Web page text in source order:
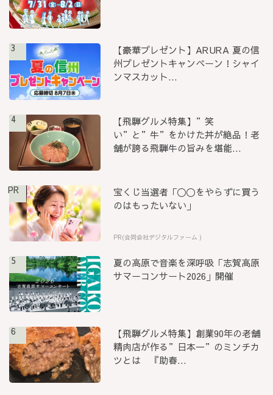
3
【豪華プレゼント】ARURA 夏の信
州プレゼントキャンペーン！シャイ
ンマスカット...
4
【飛騨グルメ特集】”笑
い”と”牛”をかけた丼が絶品！老
舗が誇る飛騨牛の旨みを堪能...
PR
宝くじ当選者「〇〇をやらずに買う
のはもったいない」
PR(合同会社デジタルファーム )
5
夏の高原で音楽を深呼吸「志賀高原
サマーコンサート2026」開催
6
【飛騨グルメ特集】創業90年の老舗
精肉店が作る”日本一”のミンチカ
ツとは 『助春...